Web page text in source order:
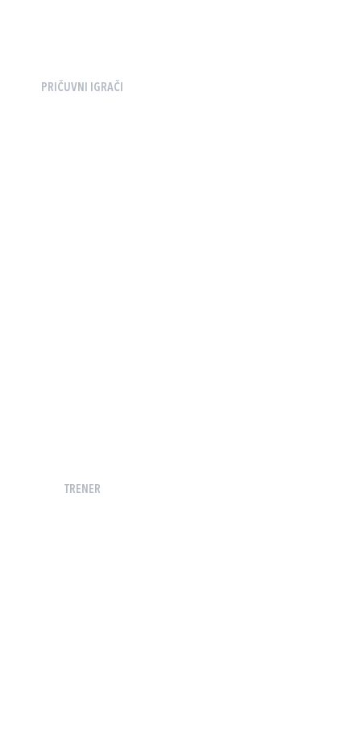
PRIČUVNI IGRAČI
TRENER